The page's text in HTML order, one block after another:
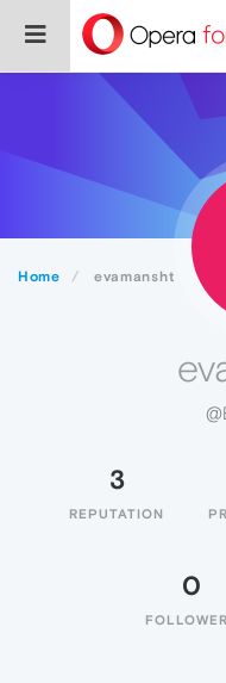
Home evamansht
3
REPUTATION
0